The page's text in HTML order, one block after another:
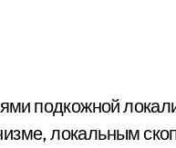
локальным